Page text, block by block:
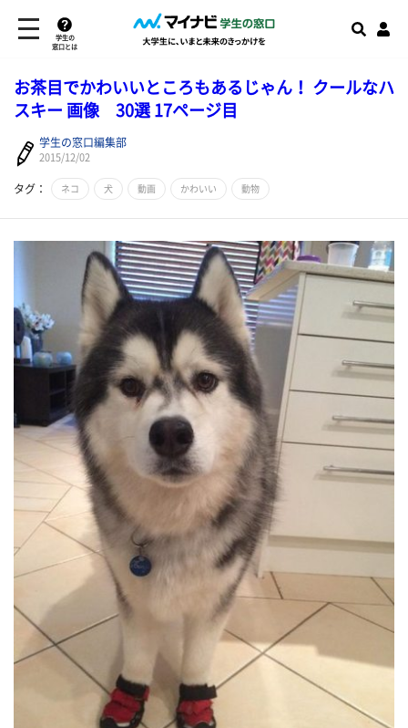
学生の
窓口とは
お茶目でかわいいところもあるじゃん！ クールなハ
スキー 画像 30選 17ページ目
学生の窓口編集部
2015/12/02
タグ： ネコ 犬 動画 かわいい 動物